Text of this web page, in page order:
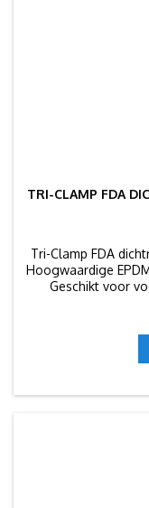
TRI-CLAMP FDA
Tri-Clamp FDA
Hoogwaardige
Geschikt voor